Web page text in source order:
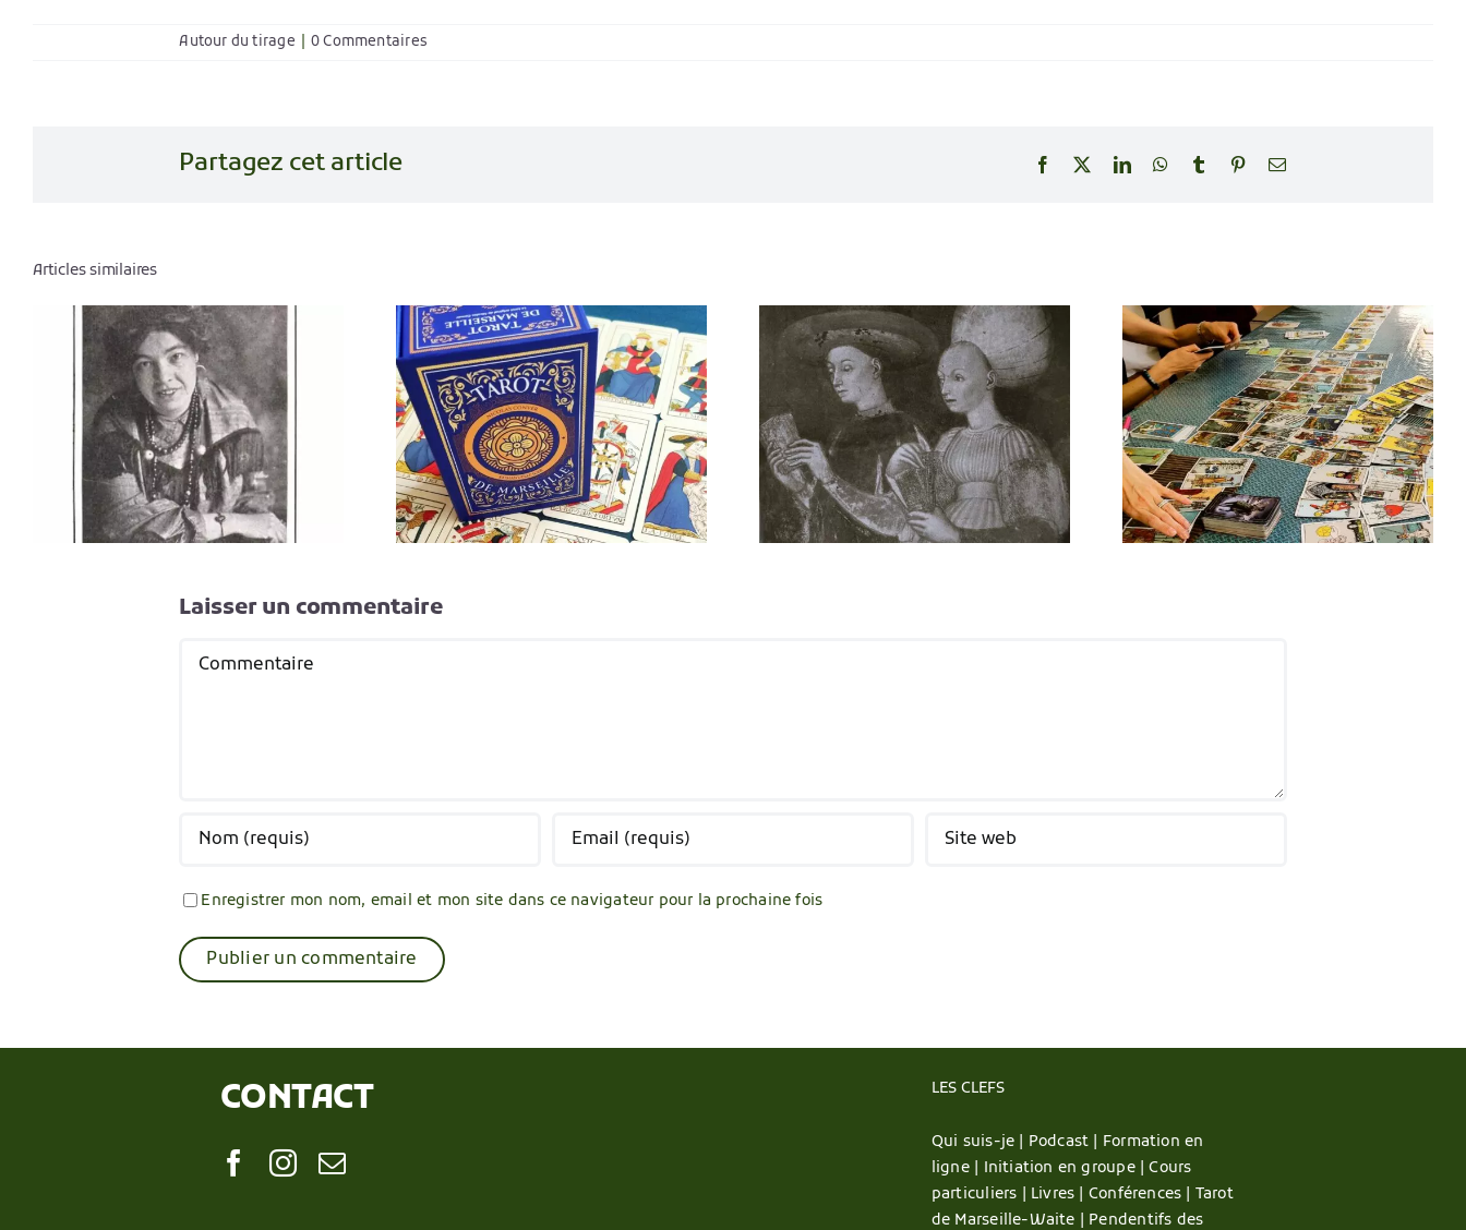
Autour du tirage 0 Commentaires
Partagez cet article Facebook LinkedInWhatsApp
Tumblr PinterestEmail
Articles similaires
Quel tarot de
Marseille choisir ?
Histoire du Tarot :
les origines
démystifiées
Le Tarot, un jeu à
plusieurs
La véritable histoire
de Pamela Colman-
Smith
Laisser un commentaire
Enregistrer mon nom, email et mon site dans ce navigateur pour la prochaine fois
CONTACT LES CLEFS
Qui suis-je | Podcast | Formation en
ligne | Initiation en groupe |Cours
particuliers | Livres | Conférences | Tarot
de Marseille-Waite | Pendentifs des